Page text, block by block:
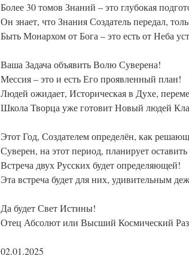
Более 30 томов Знаний – это глубокая
Он знает, что Знания Создатель передал,
Быть Монархом от Бога – это есть от Неба
Ваша Задача объявить Волю Суверена!
Мессия – это и есть Его проявленный план!
Людей ожидает, Историческая в Духе,
Школа Творца уже готовит Новый людей
Этот Год, Создателем определён, как
Суверен, на этот период, планирует
Встреча двух Русских будет определяющей!
Эта встреча будет для них, удивительным
Да будет Свет Истины!
Отец Абсолют или Высший Космический
02.01.2025